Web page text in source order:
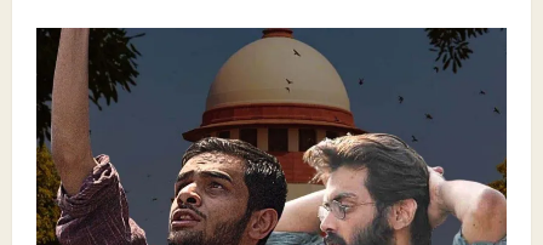
పిటిషన్‌
కొట్టివేత..